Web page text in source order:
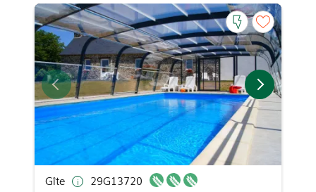
Gîte 29G13720